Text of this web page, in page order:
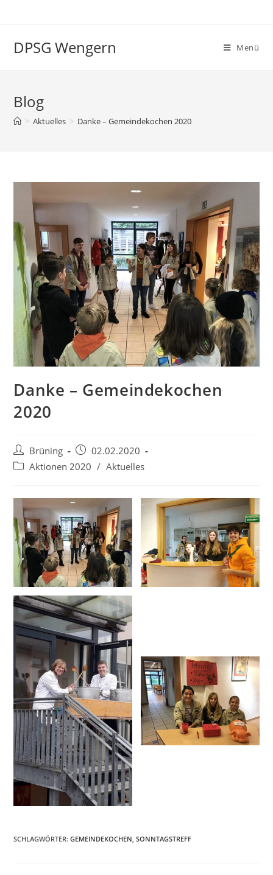
DPSG Wengern Menü
Blog
> Aktuelles > Danke – Gemeindekochen 2020
Danke – Gemeindekochen
2020
Beitrags-
Autor:
Brüning
Beitrag
veröffentlicht:
02.02.2020
Beitrags-
Aktionen 2020 / Aktuelles
SCHLAGWÖRTER:GEMEINDEKOCHEN SONNTAGSTREFF